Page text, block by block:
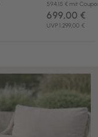
594,15 € mit
UVP 1.299,00 €
699,00 €